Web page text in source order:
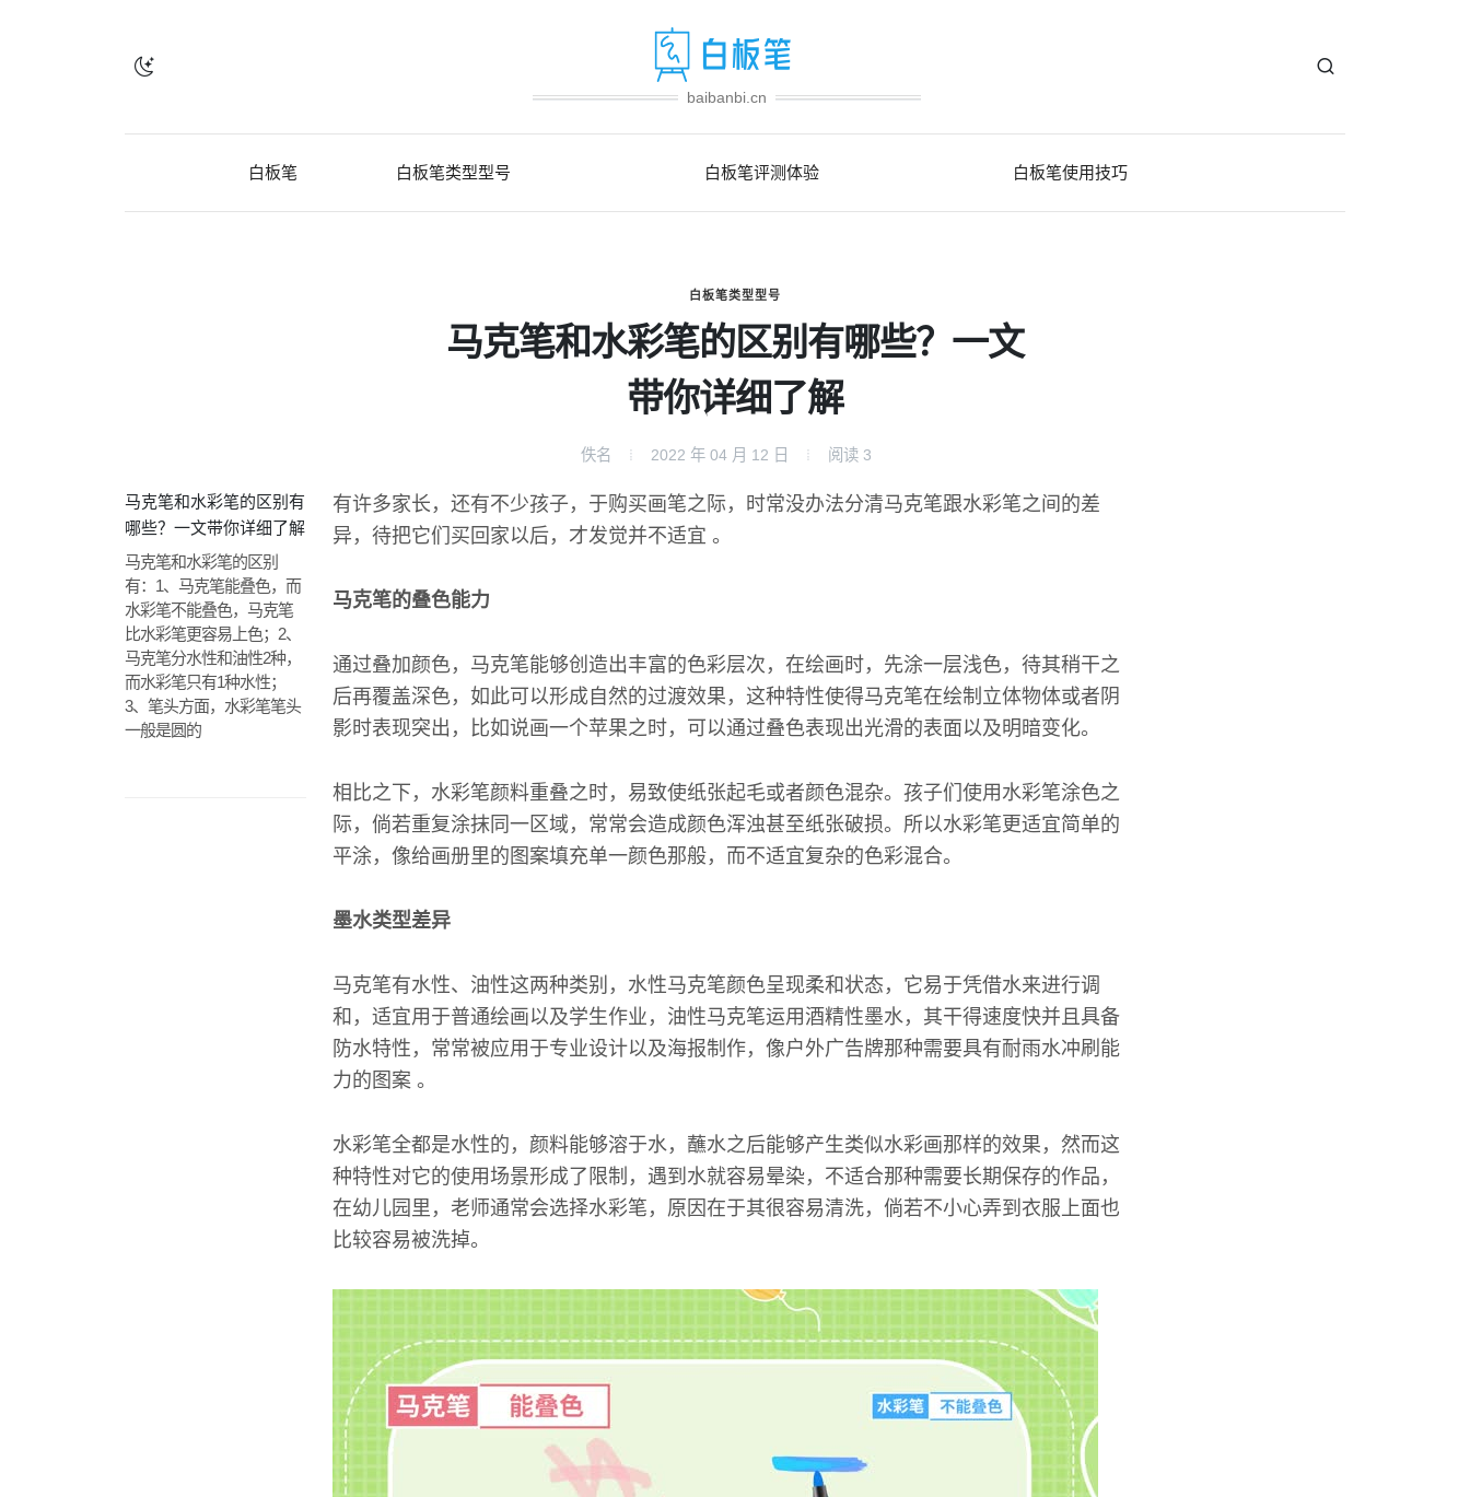
baibanbi.cn
白板笔 白板笔类型型号 白板笔评测体验 白板笔使用技巧
白板笔类型型号
马克笔和水彩笔的区别有哪些？一文
带你详细了解
佚名 2022 年 04 月 12 日 阅读 3
马克笔和水彩笔的区别有
哪些？一文带你详细了解
马克笔和水彩笔的区别
有：1、马克笔能叠色，而
水彩笔不能叠色，马克笔
比水彩笔更容易上色；2、
马克笔分水性和油性2种，
而水彩笔只有1种水性；
3、笔头方面，水彩笔笔头
一般是圆的
有许多家长，还有不少孩子，于购买画笔之际，时常没办法分清马克笔跟水彩笔之间的差
异，待把它们买回家以后，才发觉并不适宜 。
马克笔的叠色能力
通过叠加颜色，马克笔能够创造出丰富的色彩层次，在绘画时，先涂一层浅色，待其稍干之
后再覆盖深色，如此可以形成自然的过渡效果，这种特性使得马克笔在绘制立体物体或者阴
影时表现突出，比如说画一个苹果之时，可以通过叠色表现出光滑的表面以及明暗变化。
相比之下，水彩笔颜料重叠之时，易致使纸张起毛或者颜色混杂。孩子们使用水彩笔涂色之
际，倘若重复涂抹同一区域，常常会造成颜色浑浊甚至纸张破损。所以水彩笔更适宜简单的
平涂，像给画册里的图案填充单一颜色那般，而不适宜复杂的色彩混合。
墨水类型差异
马克笔有水性、油性这两种类别，水性马克笔颜色呈现柔和状态，它易于凭借水来进行调
和，适宜用于普通绘画以及学生作业，油性马克笔运用酒精性墨水，其干得速度快并且具备
防水特性，常常被应用于专业设计以及海报制作，像户外广告牌那种需要具有耐雨水冲刷能
力的图案 。
水彩笔全都是水性的，颜料能够溶于水，蘸水之后能够产生类似水彩画那样的效果，然而这
种特性对它的使用场景形成了限制，遇到水就容易晕染，不适合那种需要长期保存的作品，
在幼儿园里，老师通常会选择水彩笔，原因在于其很容易清洗，倘若不小心弄到衣服上面也
比较容易被洗掉。